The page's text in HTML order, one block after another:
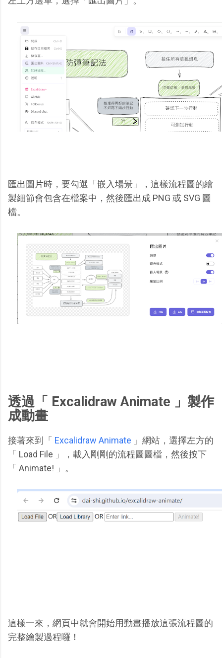
匯出圖片時，要勾選「嵌入場景」，這樣流程圖的繪
製細節會包含在檔案中，然後匯出成 PNG 或 SVG 圖
檔。
透過「 Excalidraw Animate 」製作
成動畫
接著來到「 Excalidraw Animate 」網站，選擇左方的
「 Load File 」，載入剛剛的流程圖圖檔，然後按下
「 Animate! 」。
這樣一來，網頁中就會開始用動畫播放這張流程圖的
完整繪製過程囉！